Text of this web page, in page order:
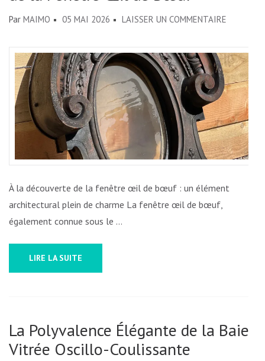
Par MAIMO 05 MAI 2026 LAISSER UN COMMENTAIRE
LE
CHARME
DE
LA
FENÊTRE
ŒIL
DE
BŒUF
À la découverte de la fenêtre œil de bœuf : un élément
architectural plein de charme La fenêtre œil de bœuf,
également connue sous le …
LIRE LA SUITE
La Polyvalence Élégante de la Baie
Vitrée Oscillo-Coulissante